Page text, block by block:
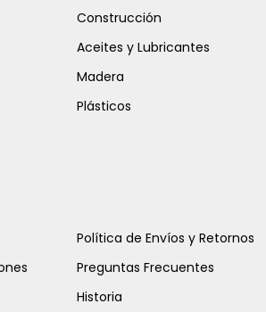
Construcción
Aceites y Lubricantes
Madera
Plásticos
Política de Envíos y Retornos
Preguntas Frecuentes
Historia